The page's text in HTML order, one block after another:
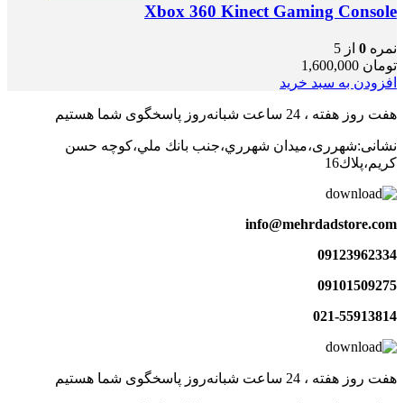
Xbox 360 Kinect Gaming Console
نمره 0 از 5
تومان
افزودن به سبد خرید
هفت روز هفته ، 24 ساعت شبانه‌روز پاسخگوی شما هستیم
نشانی:شهرری،ميدان شهرري،جنب بانك ملي،كوچه حسن
كريم،پلاك16
info@mehrdadstore.com
09123962334
09101509275
021-55913814
هفت روز هفته ، 24 ساعت شبانه‌روز پاسخگوی شما هستیم